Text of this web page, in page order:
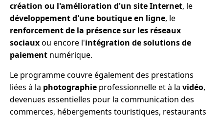
création ou l'amélioration d'un site Internet, le
développement d'une boutique en ligne, le
renforcement de la présence sur les réseaux
sociauxou encore l'intégration de solutions de
paiement numérique.
Le programme couvre également des prestations
liées à la photographie professionnelle et à la vidéo,
devenues essentielles pour la communication des
commerces, hébergements touristiques, restaurants